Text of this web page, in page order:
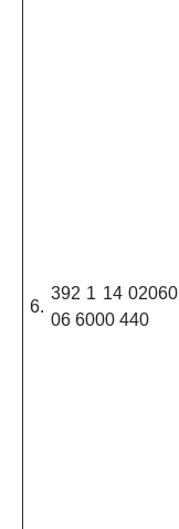
6.
392 1 14 02060
06 6000 440